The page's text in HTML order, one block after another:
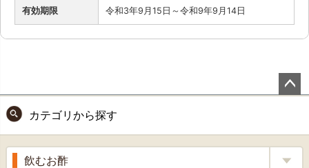
有効期限 令和3年9月15日～令和9年9月14日
ップ
へ
カテゴリから探す
飲むお酢